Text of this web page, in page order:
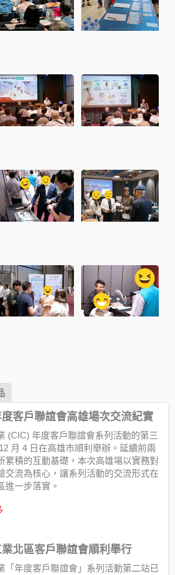
客戶聯誼會高雄場次交流紀實
(CIC) 年度客戶聯誼會系列活動的第三
月 4 日在高雄市順利舉辦。延續前兩
累積的互動基礎，本次高雄場以實務對
交流為核心，讓系列活動的交流形式在
進一步落實。
北區客戶聯誼會順利舉行
「年度客戶聯誼會」系列活動第二站已